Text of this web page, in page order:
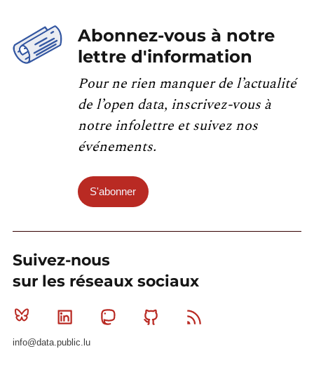
Abonnez-vous à notre
lettre d'information
Pour ne rien manquer de l’actualité
de l’open data, inscrivez-vous à
notre infolettre et suivez nos
événements.
S'abonner
Suivez-nous
sur les réseaux sociaux
Bluesky Linkedin MastodonGithub
info@data.public.lu